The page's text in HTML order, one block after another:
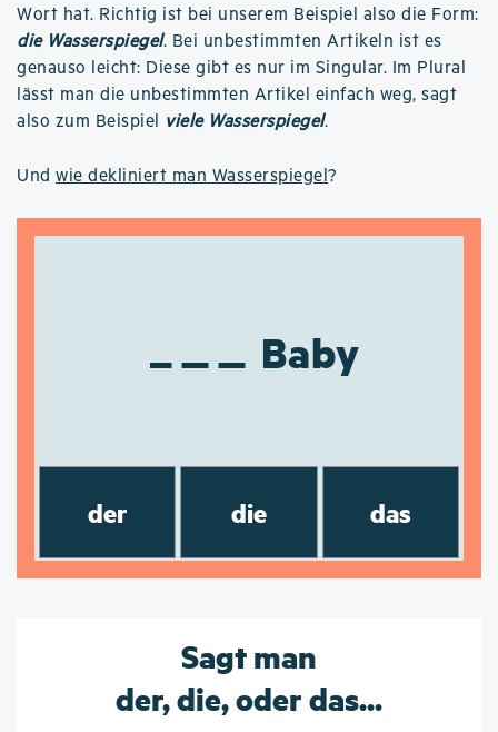
Wort hat. Richtig ist bei unserem Beispiel also die Form:
die Wasserspiegel. Bei unbestimmten Artikeln ist es
genauso leicht: Diese gibt es nur im Singular. Im Plural
lässt man die unbestimmten Artikel einfach weg, sagt
also zum Beispiel viele Wasserspiegel.
Und wie dekliniert man Wasserspiegel?
Baby
der die das
Sagt man
der, die, oder das...